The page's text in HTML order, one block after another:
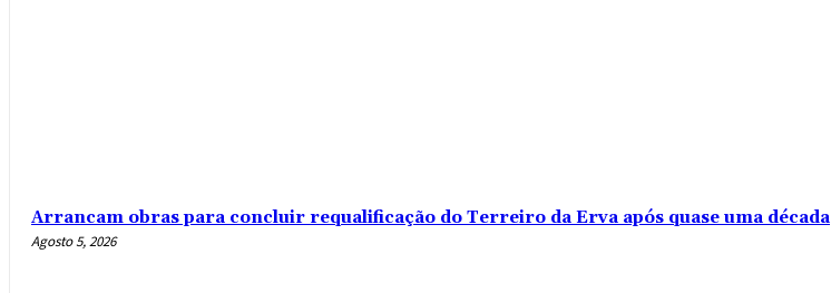
Arrancam obras para concluir requalificação do Terreiro da Erva após quase uma década
Agosto 5, 2026